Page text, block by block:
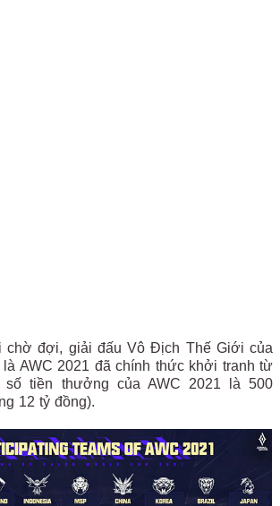
chờ đợi, giải đấu Vô Địch Thế Giới của
là AWC 2021 đã chính thức khởi tranh từ
số tiền thưởng của AWC 2021 là 500
12 tỷ đồng).